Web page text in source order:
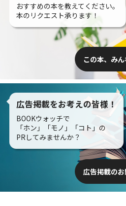
おすすめの本を教えてください。
本のリクエスト承ります！
この本、み
広告掲載をお考えの皆様！
BOOKウォッチで
「ホン」「モノ」「コト」の
PRしてみませんか？
広告掲載の